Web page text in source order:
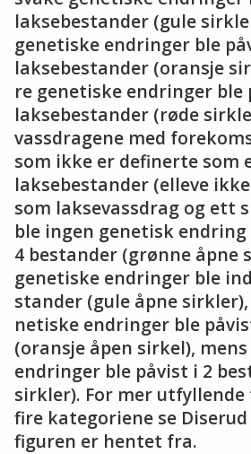
laksebestander (gule
ge­ne­tis­ke end­rin­ger ble
laksebestander (oransje
re ge­ne­tis­ke end­rin­ger ble
laksebestander (røde
vassdragene med
som ikke er definerte som
laksebestander (elleve
som laksevassdrag og ett
ble in­gen ge­ne­tisk
4 be­stan­der (grønne åpne
ge­ne­tis­ke end­rin­ger ble
stan­der (gule åpne
ne­tis­ke end­rin­ger ble
(oransje åpen sirkel),
end­rin­ger ble på­vist i 2
sirkler). For mer
fire ka­te­go­ri­ene se Di­se­rud
fi­gu­ren er hen­tet fra.